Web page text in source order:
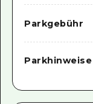
Parkgebühr
Parkhinweise